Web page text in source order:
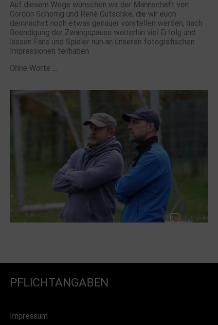
Auf diesem Wege wünschen wir der Mannschaft von
Gordon Schorrig und René Gutschke, die wir euch
demnächst noch etwas genauer vorstellen werden, nach
Beendigung der Zwangspause weiterhin viel Erfolg und
lassen Fans und Spieler nun an unseren fotografischen
Impressionen teilhaben.
Ohne Worte …
PFLICHTANGABEN
Impressum